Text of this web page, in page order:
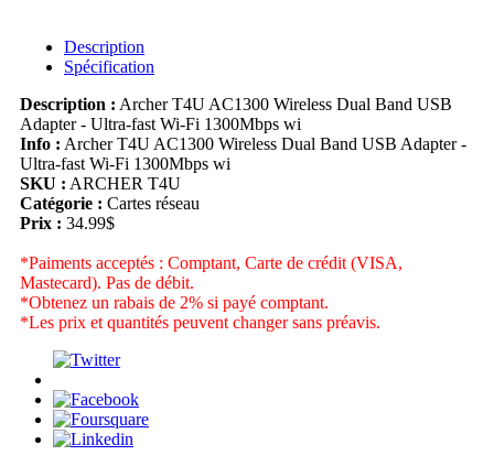
Description
Spécification
Description : Archer T4U AC1300 Wireless Dual Band USB
Adapter - Ultra-fast Wi-Fi 1300Mbps wi
Info : Archer T4U AC1300 Wireless Dual Band USB Adapter -
Ultra-fast Wi-Fi 1300Mbps wi
SKU : ARCHER T4U
Catégorie : Cartes réseau
Prix : 34.99$
*Paiments acceptés : Comptant, Carte de crédit (VISA,
Mastecard). Pas de débit.
*Obtenez un rabais de 2% si payé comptant.
*Les prix et quantités peuvent changer sans préavis.